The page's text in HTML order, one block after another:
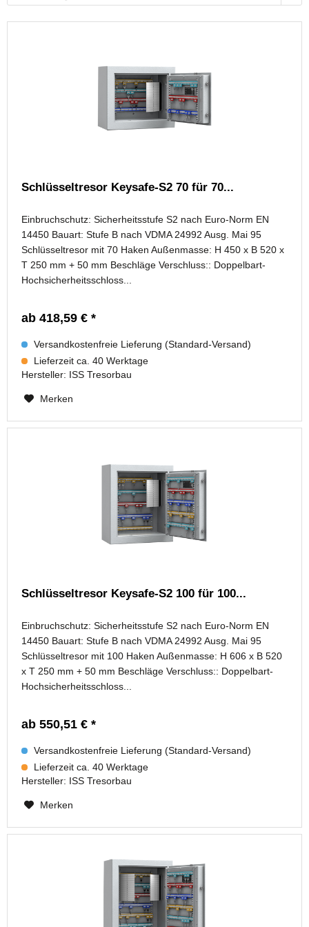
Schlüsseltresor Keysafe-S2 70 für 70...
Einbruchschutz: Sicherheitsstufe S2 nach Euro-Norm EN
14450 Bauart: Stufe B nach VDMA 24992 Ausg. Mai 95
Schlüsseltresor mit 70 Haken Außenmasse: H 450 x B 520 x
T 250 mm + 50 mm Beschläge Verschluss:: Doppelbart-
Hochsicherheitsschloss...
ab 418,59 € *
Versandkostenfreie Lieferung (Standard-Versand)
Lieferzeit ca. 40 Werktage
Hersteller: ISS Tresorbau
Merken
Schlüsseltresor Keysafe-S2 100 für 100...
Einbruchschutz: Sicherheitsstufe S2 nach Euro-Norm EN
14450 Bauart: Stufe B nach VDMA 24992 Ausg. Mai 95
Schlüsseltresor mit 100 Haken Außenmasse: H 606 x B 520
x T 250 mm + 50 mm Beschläge Verschluss:: Doppelbart-
Hochsicherheitsschloss...
ab 550,51 € *
Versandkostenfreie Lieferung (Standard-Versand)
Lieferzeit ca. 40 Werktage
Hersteller: ISS Tresorbau
Merken